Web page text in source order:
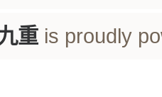
重is proudly